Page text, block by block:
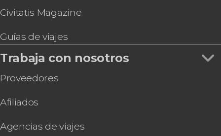
Civitatis Magazine
Guías de viajes
Trabaja con nosotros
Proveedores
Afiliados
Agencias de viajes